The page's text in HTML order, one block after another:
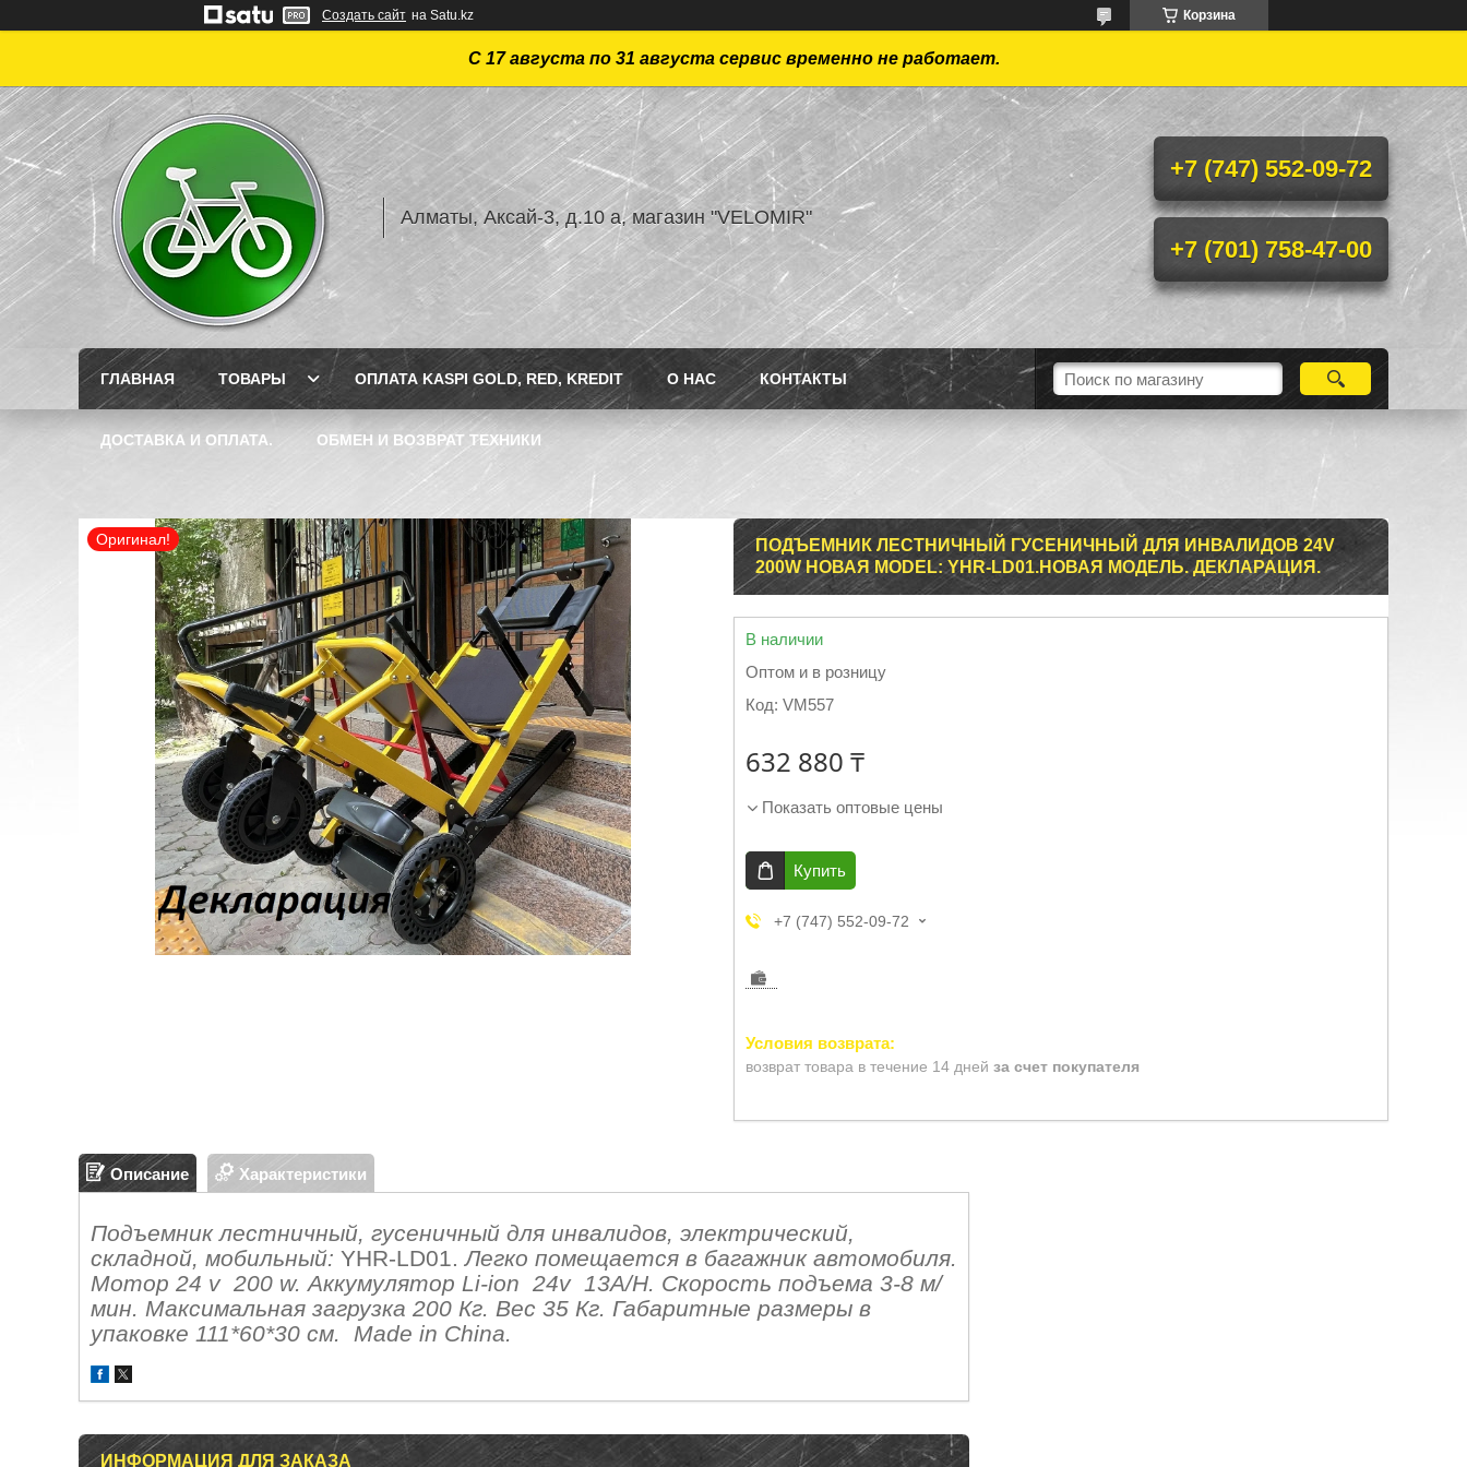
Создать сайт на Satu.kz Корзина
С 17 августа по 31 августа сервис временно не работает.
Алматы, Аксай-3, д.10 а, магазин "VELOMIR"
+7 (747) 552-09-72
+7 (701) 758-47-00
ГЛАВНАЯ ТОВАРЫ ОПЛАТА KASPI GOLD, RED, KREDIT О НАС КОНТАКТЫ
ДОСТАВКА И ОПЛАТА. ОБМЕН И ВОЗВРАТ ТЕХНИКИ
Оригинал!
ПОДЪЕМНИК ЛЕСТНИЧНЫЙ ГУСЕНИЧНЫЙ ДЛЯ ИНВАЛИДОВ 24V
200W НОВАЯ MODEL: YHR-LD01.НОВАЯ МОДЕЛЬ. ДЕКЛАРАЦИЯ.
В наличии
Оптом и в розницу
Код: VM557
632 880 ₸
Показать оптовые цены
Купить
+7 (747) 552-09-72
возврат товара в течение 14 дней за счет покупателя
Описание Характеристики
Подъемник лестничный, гусеничный для инвалидов, электрический,
складной, мобильный: YHR-LD01. Легко помещается в багажник автомобиля.
Мотор 24 v 200 w. Аккумулятор Li-ion 24v 13A/H. Скорость подъема 3-8 м/
мин. Максимальная загрузка 200 Кг. Вес 35 Кг. Габаритные размеры в
упаковке 111*60*30 см. Made in China.
ИНФОРМАЦИЯ ДЛЯ ЗАКАЗА